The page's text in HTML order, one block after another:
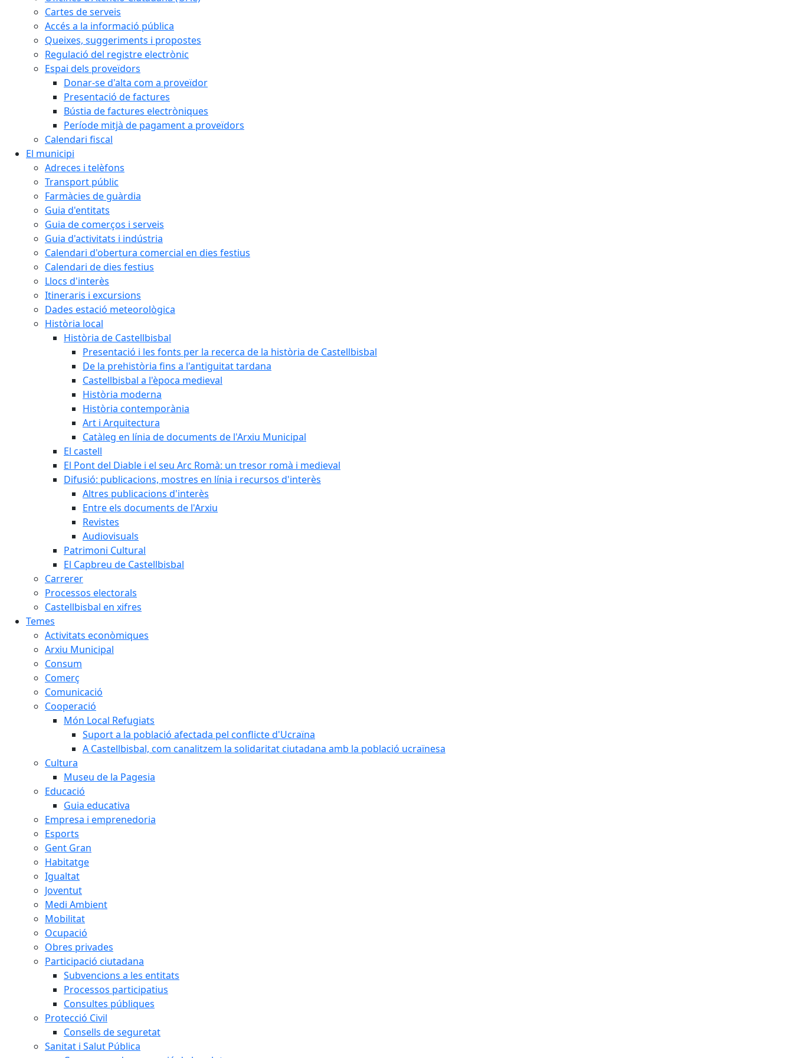
Cartes de serveis
Accés a la informació pública
Queixes, suggeriments i propostes
Regulació del registre electrònic
Espai dels proveïdors
Donar-se d'alta com a proveïdor
Presentació de factures
Bústia de factures electròniques
Període mitjà de pagament a proveïdors
Calendari fiscal
El municipi
Adreces i telèfons
Transport públic
Farmàcies de guàrdia
Guia d'entitats
Guia de comerços i serveis
Guia d'activitats i indústria
Calendari d'obertura comercial en dies festius
Calendari de dies festius
Llocs d'interès
Itineraris i excursions
Dades estació meteorològica
Història local
Història de Castellbisbal
Presentació i les fonts per la recerca de la història de Castellbisbal
De la prehistòria fins a l'antiguitat tardana
Castellbisbal a l'època medieval
Història moderna
Història contemporània
Art i Arquitectura
Catàleg en línia de documents de l'Arxiu Municipal
El castell
El Pont del Diable i el seu Arc Romà: un tresor romà i medieval
Difusió: publicacions, mostres en línia i recursos d'interès
Altres publicacions d'interès
Entre els documents de l'Arxiu
Revistes
Audiovisuals
Patrimoni Cultural
El Capbreu de Castellbisbal
Carrerer
Processos electorals
Castellbisbal en xifres
Temes
Activitats econòmiques
Arxiu Municipal
Consum
Comerç
Comunicació
Cooperació
Món Local Refugiats
Suport a la població afectada pel conflicte d'Ucraïna
A Castellbisbal, com canalitzem la solidaritat ciutadana amb la població ucraïnesa
Cultura
Museu de la Pagesia
Educació
Guia educativa
Empresa i emprenedoria
Esports
Gent Gran
Habitatge
Igualtat
Joventut
Medi Ambient
Mobilitat
Ocupació
Obres privades
Participació ciutadana
Subvencions a les entitats
Processos participatius
Consultes públiques
Protecció Civil
Consells de seguretat
Sanitat i Salut Pública